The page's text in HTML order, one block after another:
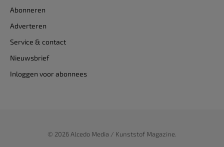
Abonneren
Adverteren
Service & contact
Nieuwsbrief
Inloggen voor abonnees
© 2026 Alcedo Media / Kunststof Magazine.